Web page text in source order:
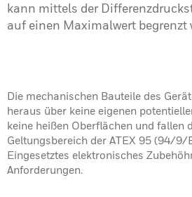
kann mittels der
auf einen Maximalwert begrenzt
Die mechanischen Bauteile des
heraus über keine eigenen
keine heißen Oberflächen und fallen
Geltungsbereich der ATEX 95 (94/9/
Eingesetztes elektronisches
Anforderungen.